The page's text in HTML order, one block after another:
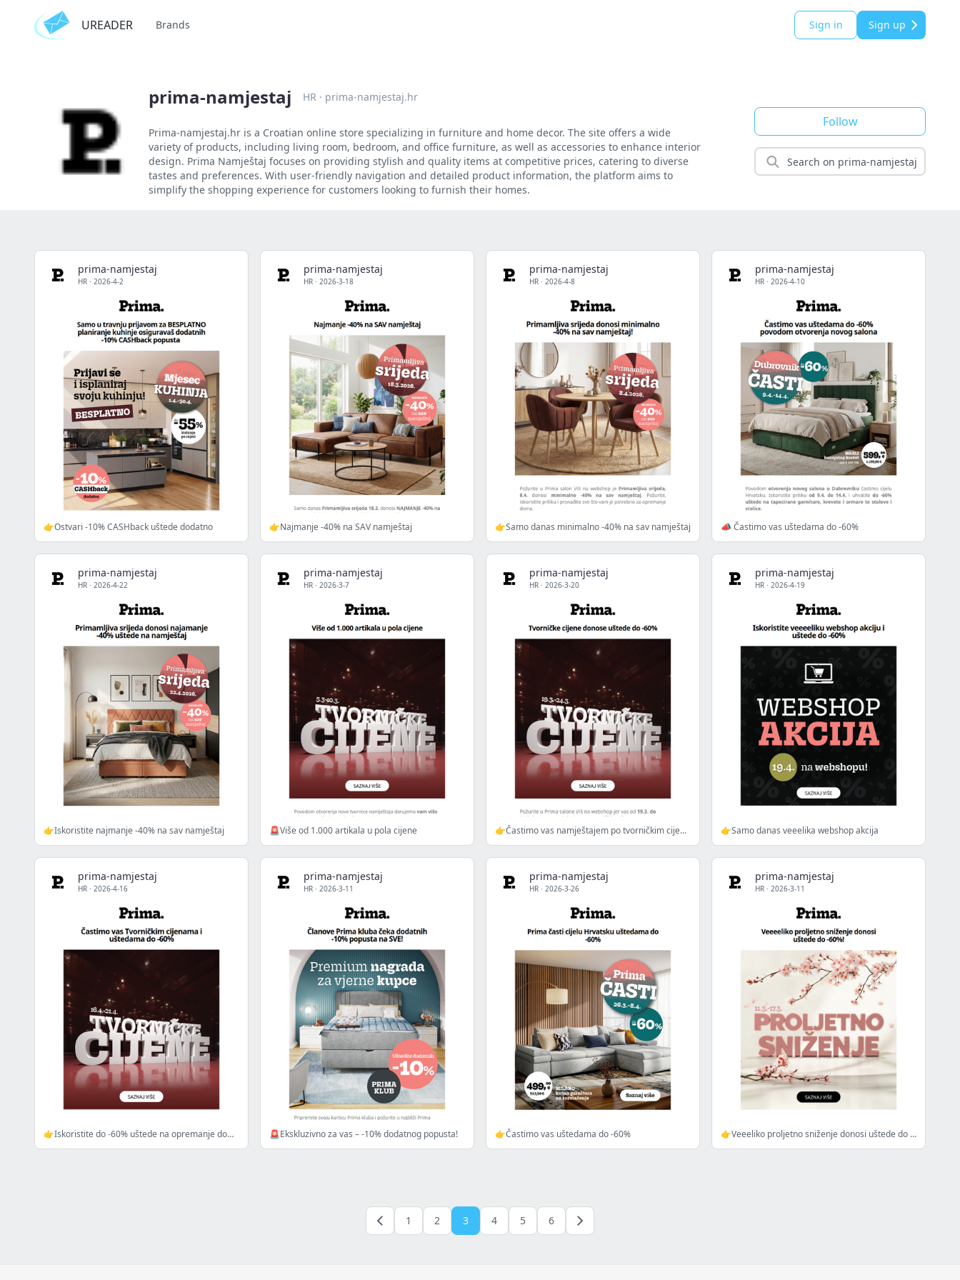
UREADER Brands Sign in Sign up
prima-namjestaj HR · prima-namjestaj.hr
Prima-namjestaj.hr is a Croatian online store specializing in furniture and home decor. The site offers a wide
variety of products, including living room, bedroom, and office furniture, as well as accessories to enhance interior
design. Prima Namještaj focuses on providing stylish and quality items at competitive prices, catering to diverse
tastes and preferences. With user-friendly navigation and detailed product information, the platform aims to
simplify the shopping experience for customers looking to furnish their homes.
Follow
prima-namjestaj
HR · 2026-4-2
👉Ostvari -10% CASHback uštede dodatno
prima-namjestaj
HR · 2026-3-18
👉Najmanje -40% na SAV namještaj
prima-namjestaj
HR · 2026-4-8
👉Samo danas minimalno -40% na sav namještaj
prima-namjestaj
HR · 2026-4-10
📣 Častimo vas uštedama do -60%
prima-namjestaj
HR · 2026-4-22
👉Iskoristite najmanje -40% na sav namještaj
prima-namjestaj
HR · 2026-3-7
🚨Više od 1.000 artikala u pola cijene
prima-namjestaj
HR · 2026-3-20
👉Častimo vas namještajem po tvorničkim cijenama
prima-namjestaj
HR · 2026-4-19
👉Samo danas veeelika webshop akcija
prima-namjestaj
HR · 2026-4-16
👉Iskoristite do -60% uštede na opremanje doma
prima-namjestaj
HR · 2026-3-11
🚨Ekskluzivno za vas – -10% dodatnog popusta!
prima-namjestaj
HR · 2026-3-26
👉Častimo vas uštedama do -60%
prima-namjestaj
HR · 2026-3-11
👉Veeeliko proljetno sniženje donosi uštede do -60%
1 2 3 4 5 6